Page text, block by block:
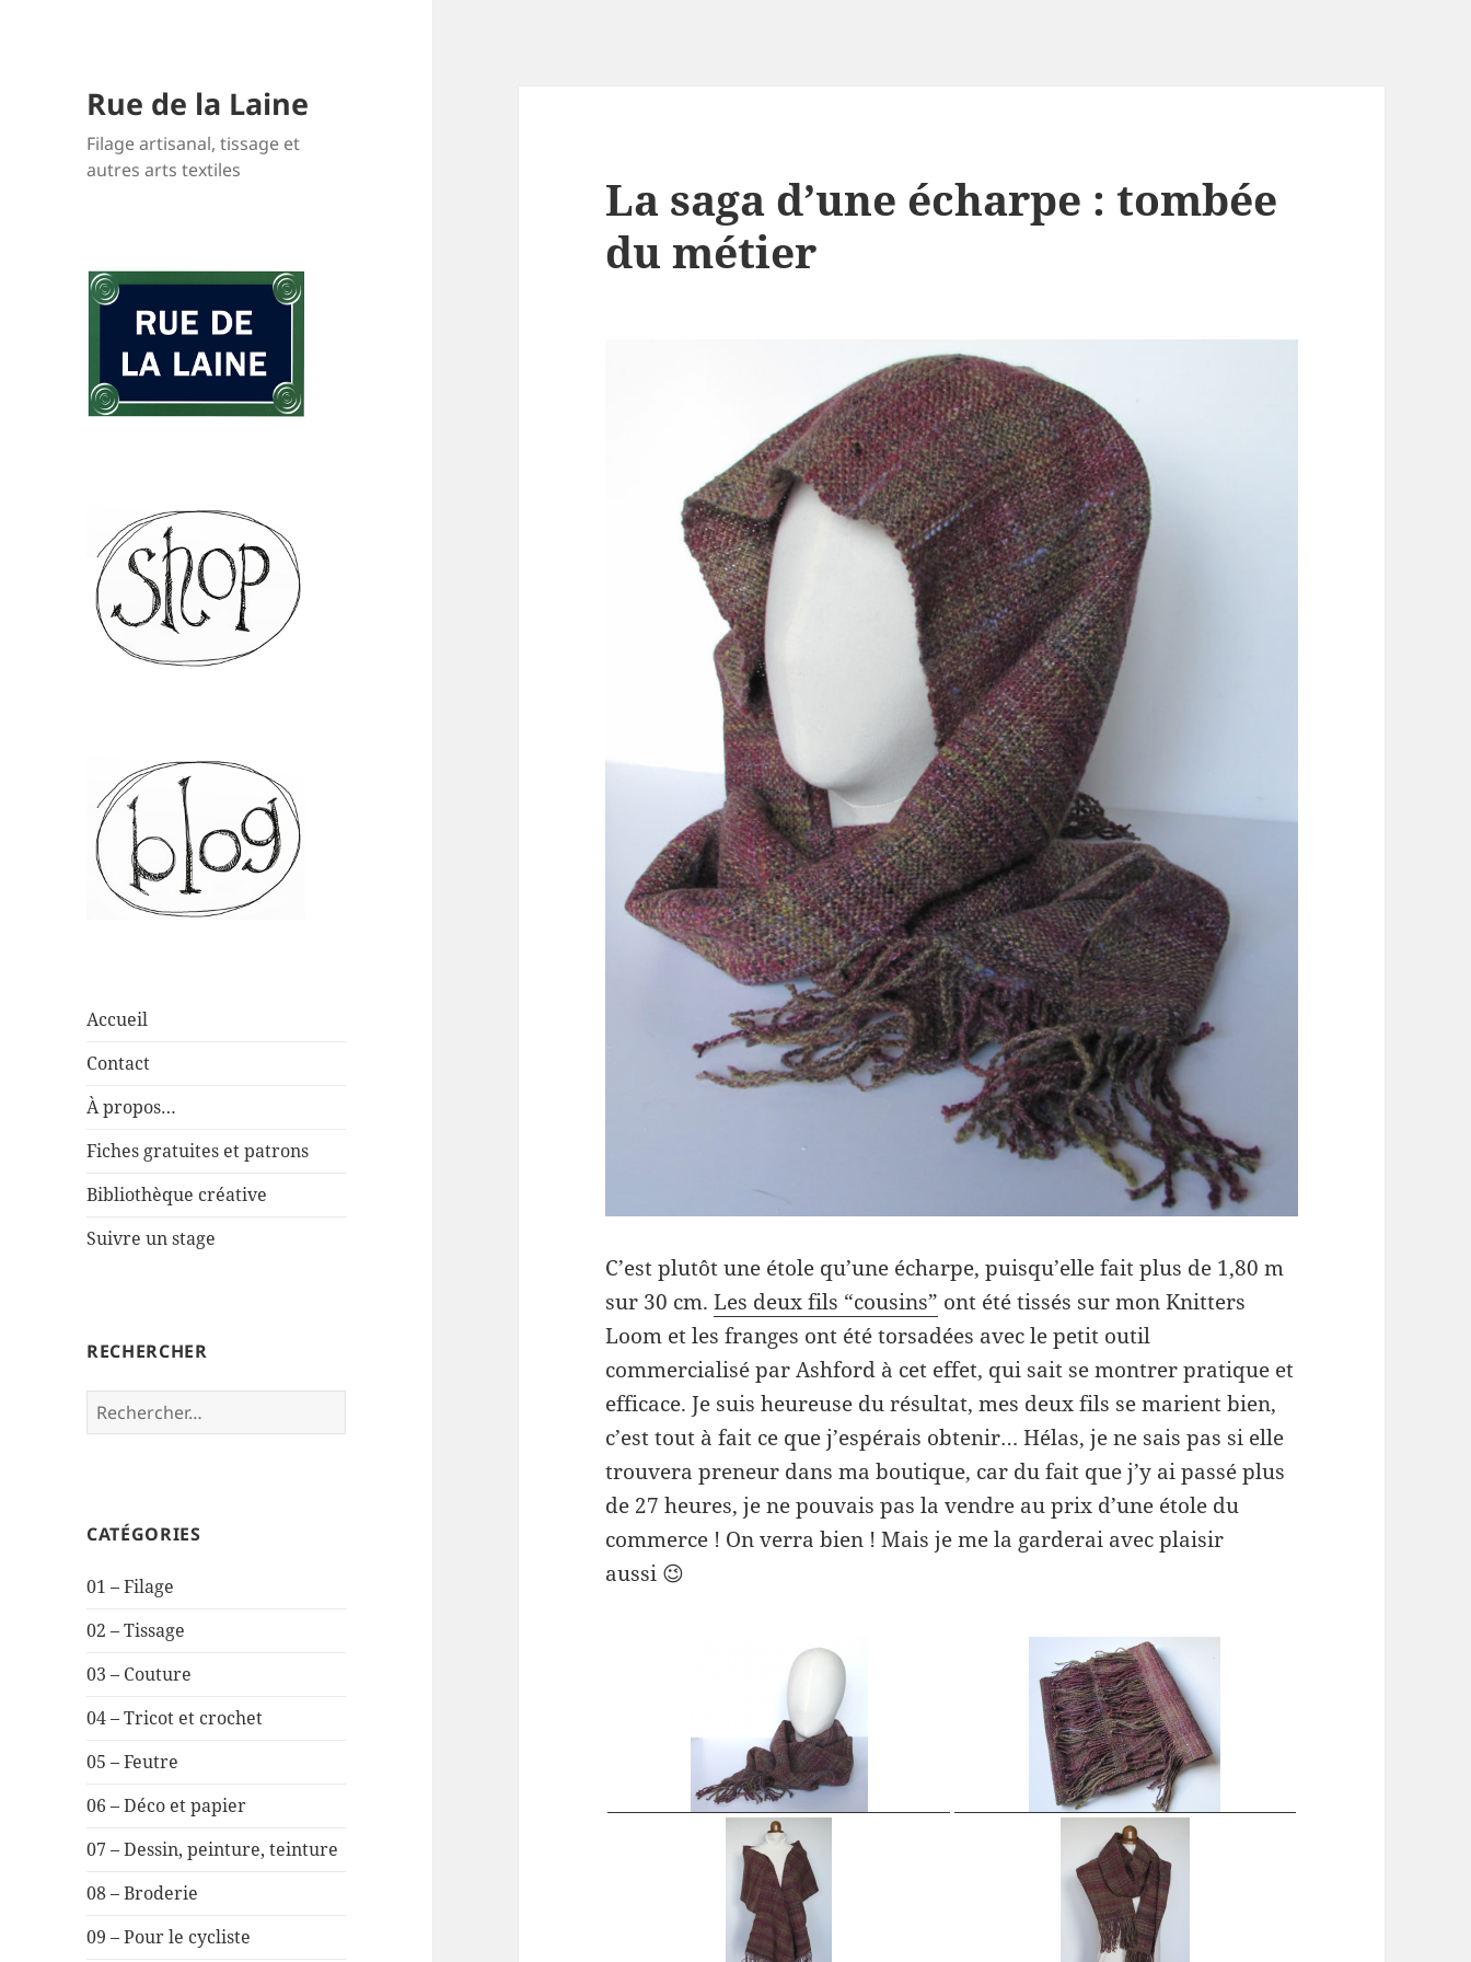
Rue de la Laine
Filage artisanal, tissage et
autres arts textiles
Accueil
Contact
À propos…
Fiches gratuites et patrons
Bibliothèque créative
Suivre un stage
RECHERCHER
Rechercher :
CATÉGORIES
01 – Filage
02 – Tissage
03 – Couture
04 – Tricot et crochet
05 – Feutre
06 – Déco et papier
07 – Dessin, peinture, teinture
08 – Broderie
09 – Pour le cycliste
La saga d’une écharpe : tombée
du métier
C’est plutôt une étole qu’une écharpe, puisqu’elle fait plus de 1,80 m
sur 30 cm.Les deux fils “cousins” ont été tissés sur mon Knitters
Loom et les franges ont été torsadées avec le petit outil
commercialisé par Ashford à cet effet, qui sait se montrer pratique et
efficace. Je suis heureuse du résultat, mes deux fils se marient bien,
c’est tout à fait ce que j’espérais obtenir… Hélas, je ne sais pas si elle
trouvera preneur dans ma boutique, car du fait que j’y ai passé plus
de 27 heures, je ne pouvais pas la vendre au prix d’une étole du
commerce ! On verra bien ! Mais je me la garderai avec plaisir
aussi 😉